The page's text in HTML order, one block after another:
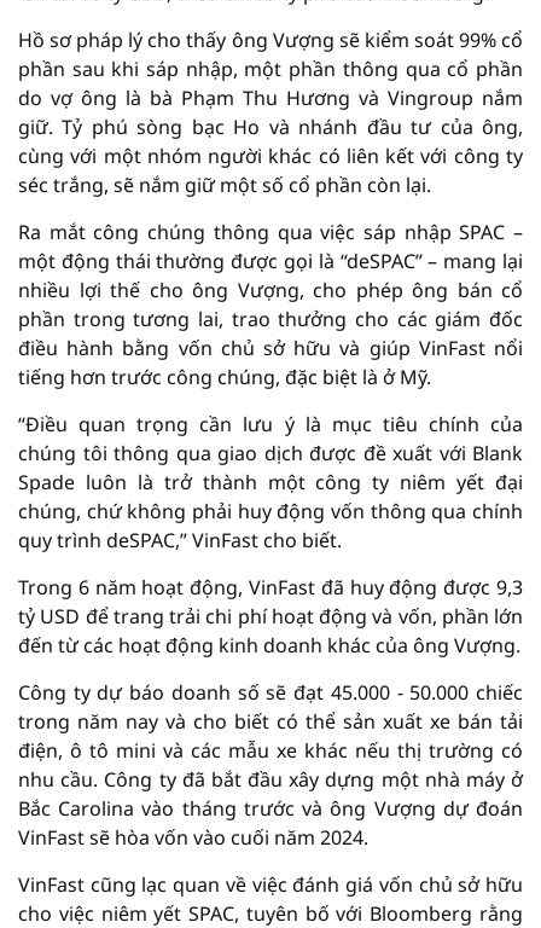
Hồ sơ pháp lý cho thấy ông Vượng sẽ kiểm soát 99% cổ
phần sau khi sáp nhập, một phần thông qua cổ phần
do vợ ông là bà Phạm Thu Hương và Vingroup nắm
giữ. Tỷ phú sòng bạc Ho và nhánh đầu tư của ông,
cùng với một nhóm người khác có liên kết với công ty
séc trắng, sẽ nắm giữ một số cổ phần còn lại.
Ra mắt công chúng thông qua việc sáp nhập SPAC –
một động thái thường được gọi là “deSPAC” – mang lại
nhiều lợi thế cho ông Vượng, cho phép ông bán cổ
phần trong tương lai, trao thưởng cho các giám đốc
điều hành bằng vốn chủ sở hữu và giúp VinFast nổi
tiếng hơn trước công chúng, đặc biệt là ở Mỹ.
“Điều quan trọng cần lưu ý là mục tiêu chính của
chúng tôi thông qua giao dịch được đề xuất với Blank
Spade luôn là trở thành một công ty niêm yết đại
chúng, chứ không phải huy động vốn thông qua chính
quy trình deSPAC,” VinFast cho biết.
Trong 6 năm hoạt động, VinFast đã huy động được 9,3
tỷ USD để trang trải chi phí hoạt động và vốn, phần lớn
đến từ các hoạt động kinh doanh khác của ông Vượng.
Công ty dự báo doanh số sẽ đạt 45.000 - 50.000 chiếc
trong năm nay và cho biết có thể sản xuất xe bán tải
điện, ô tô mini và các mẫu xe khác nếu thị trường có
nhu cầu. Công ty đã bắt đầu xây dựng một nhà máy ở
Bắc Carolina vào tháng trước và ông Vượng dự đoán
VinFast sẽ hòa vốn vào cuối năm 2024.
VinFast cũng lạc quan về việc đánh giá vốn chủ sở hữu
cho việc niêm yết SPAC, tuyên bố với Bloomberg rằng